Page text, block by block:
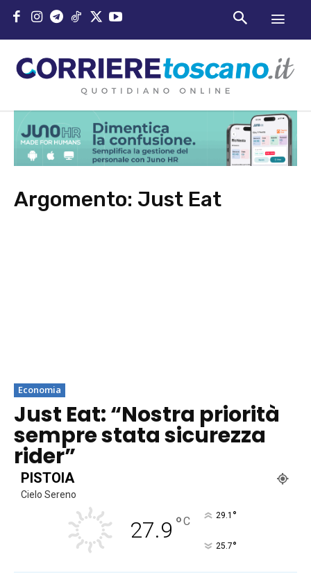
Argomento: Just Eat
Economia
Just Eat: “Nostra priorità
sempre stata sicurezza
rider”
PISTOIA
Cielo Sereno
27.9 °C 29.1 °
25.7°